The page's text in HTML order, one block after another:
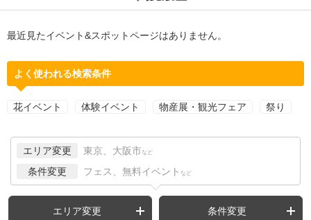
最近見たイベント&スポットページはありません。
よく使われる検索条件
花イベント 体験イベント 物産展・観光フェア 祭り
エリア変更 東京、大阪市 など
条件変更 フェス、無料イベント など
エリア変更 条件変更